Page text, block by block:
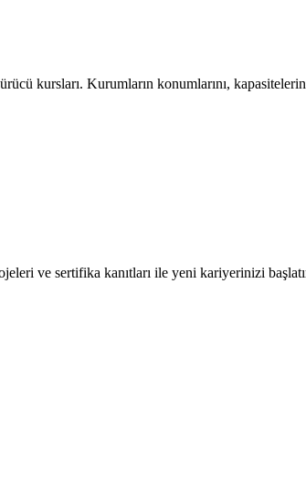
kursları. Kurumların konumlarını,
ve sertifika kanıtları ile yeni kariyerinizi